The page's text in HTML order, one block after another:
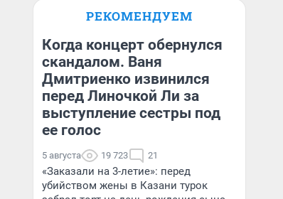
РЕКОМЕНДУЕМ
Когда концерт обернулся
скандалом. Ваня
Дмитриенко извинился
перед Линочкой Ли за
выступление сестры под
ее голос
5 августа 19 723 21
«Заказали на 3-летие»: перед
убийством жены в Казани турок